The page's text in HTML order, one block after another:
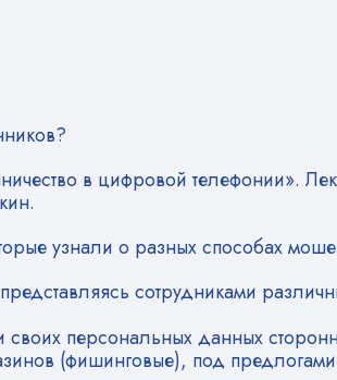
в цифровой телефонии».
узнали о разных способах
сотрудниками
своих персональных данных
(фишинговые), под